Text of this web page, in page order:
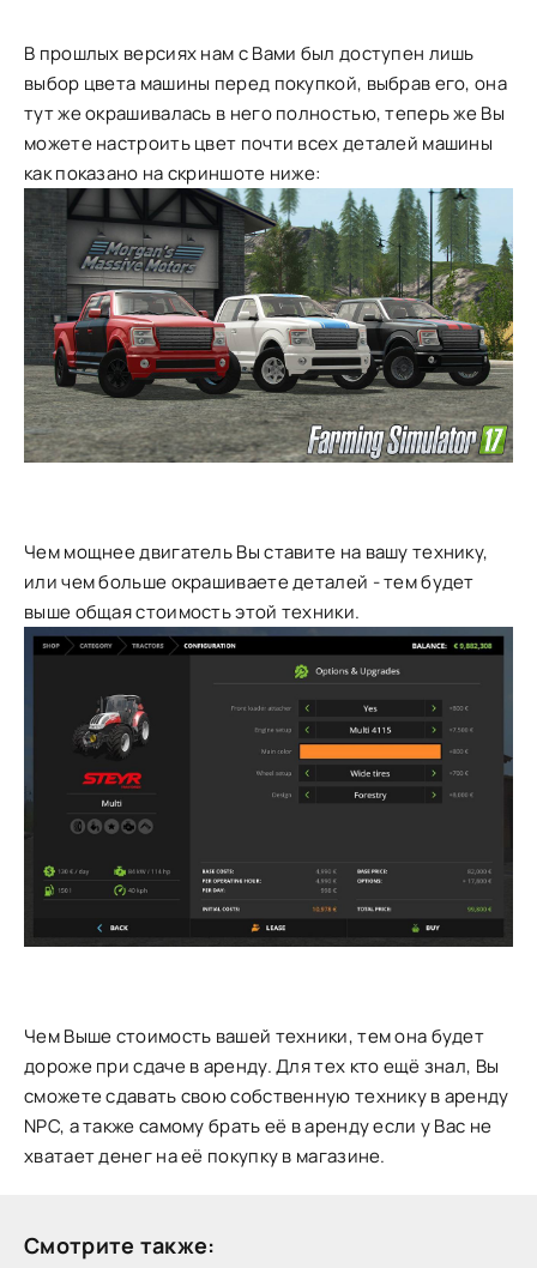
В прошлых версиях нам с Вами был доступен лишь
выбор цвета машины перед покупкой, выбрав его, она
тут же окрашивалась в него полностью, теперь же Вы
можете настроить цвет почти всех деталей машины
как показано на скриншоте ниже:
Чем мощнее двигатель Вы ставите на вашу технику,
или чем больше окрашиваете деталей - тем будет
выше общая стоимость этой техники.
Чем Выше стоимость вашей техники, тем она будет
дороже при сдаче в аренду. Для тех кто ещё знал, Вы
сможете сдавать свою собственную технику в аренду
NPC, а также самому брать её в аренду если у Вас не
хватает денег на её покупку в магазине.
Смотрите также: